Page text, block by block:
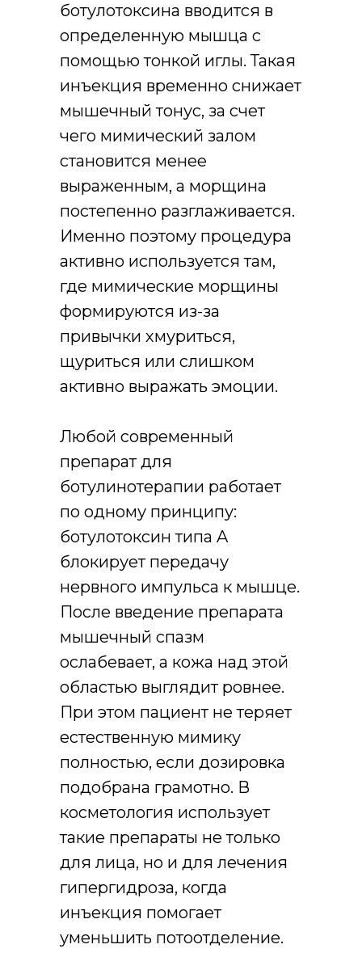
ботулотоксина вводится в
определенную мышца с
помощью тонкой иглы. Такая
инъекция временно снижает
мышечный тонус, за счет
чего мимический залом
становится менее
выраженным, а морщина
постепенно разглаживается.
Именно поэтому процедура
активно используется там,
где мимические морщины
формируются из-за
привычки хмуриться,
щуриться или слишком
активно выражать эмоции.
Любой современный
препарат для
ботулинотерапии работает
по одному принципу:
ботулотоксин типа A
блокирует передачу
нервного импульса к мышце.
После введение препарата
мышечный спазм
ослабевает, а кожа над этой
областью выглядит ровнее.
При этом пациент не теряет
естественную мимику
полностью, если дозировка
подобрана грамотно. В
косметология использует
такие препараты не только
для лица, но и для лечения
гипергидроза, когда
инъекция помогает
уменьшить потоотделение.